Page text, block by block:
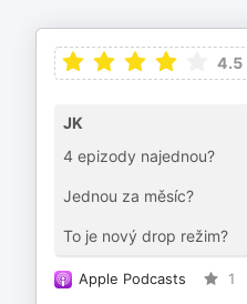
4.5
JK
4 epizody najednou?
Jednou za měsíc?
To je nový drop režim?
Apple Podcasts 1